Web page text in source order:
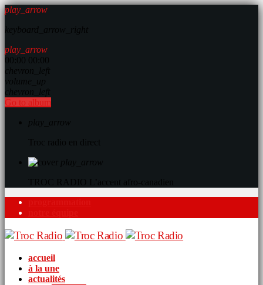
play_arrow
play_arrow
Go to album
accueil
à la une
actualités